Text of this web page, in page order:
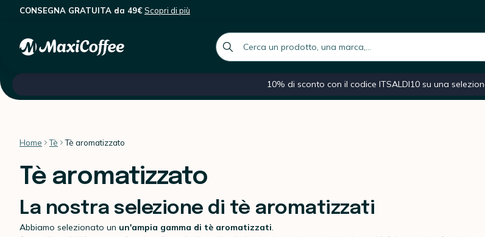
CONSEGNA GRATUITA da 49€Scopri di più
global.search.placeholder
Caffè italiano Macchina caffè espresso Caffè macinato
10% di sconto con il codice ITSALDI10 su una
Home Tè Tè aromatizzato
Tè aromatizzato
La nostra selezione di tè aromatizzati
Abbiamo selezionato un un'ampia gamma di tè aromatizzati.